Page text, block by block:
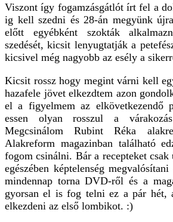
Viszont így fogamzásgátlót írt fel a
ig kell szedni és 28-án megyünk
előtt egyébként szokták
szedését, kicsit lenyugtatják a
kicsivel még nagyobb az esély a
Kicsit rossz hogy megint várni kell
hazafele jövet elkezdtem azon
el a figyelmem az elkövetkezendő
essen olyan rosszul a
Megcsinálom Rubint Réka
Alakreform magazinban található
fogom csinálni. Bár a recepteket
egészében képtelenség
mindennap torna DVD-ről és a
gyorsan el is fog telni ez a pár hét,
elkezdeni az első lombikot. :)